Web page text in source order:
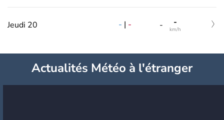
Jeudi 20 - | - - -
km/h
Actualités Météo à l'étranger